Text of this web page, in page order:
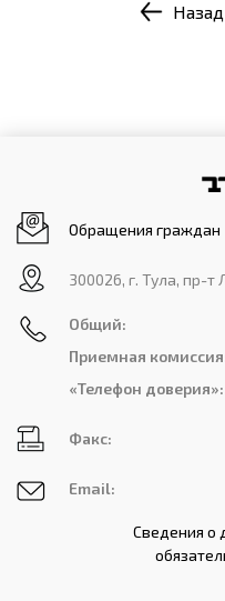
Назад
Обращения граждан
300026, г. Тула, пр-т
Общий:
Приемная
«Телефон доверия»:
Факс:
Email:
Сведения о